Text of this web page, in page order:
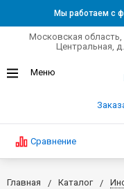
Мы работаем с
Московская область,
Центральная,
Сравнение
Главная Каталог